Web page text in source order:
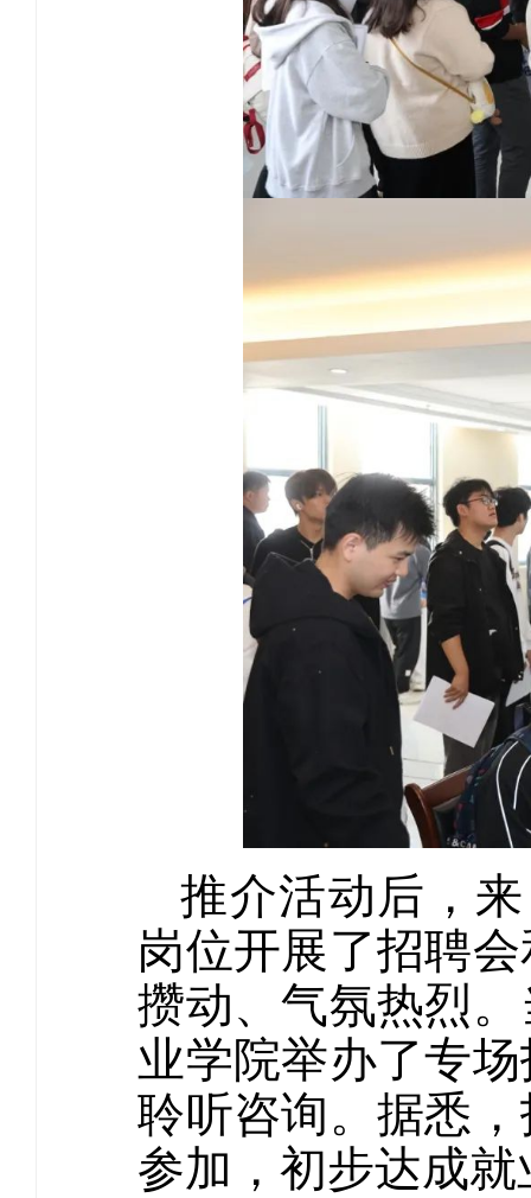
推介活动后，
岗位开展了招聘
攒动、气氛热烈
业学院举办了专
聆听咨询。据悉
参加，初步达成